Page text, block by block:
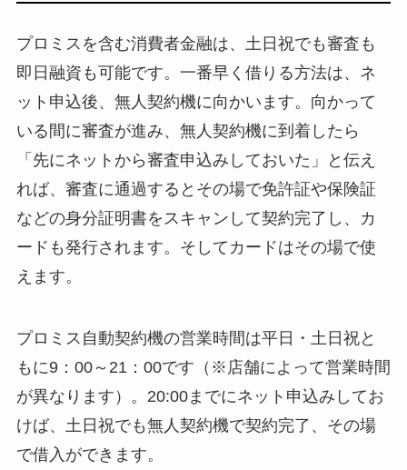
プロミスを含む消費者金融は、土日祝でも審査も
即日融資も可能です。一番早く借りる方法は、ネ
ット申込後、無人契約機に向かいます。向かって
いる間に審査が進み、無人契約機に到着したら
「先にネットから審査申込みしておいた」と伝え
れば、審査に通過するとその場で免許証や保険証
などの身分証明書をスキャンして契約完了し、カ
ードも発行されます。そしてカードはその場で使
えます。
プロミス自動契約機の営業時間は平日・土日祝と
もに9：00～21：00です（※店舗によって営業時間
が異なります）。20:00までにネット申込みしてお
けば、土日祝でも無人契約機で契約完了、その場
で借入ができます。